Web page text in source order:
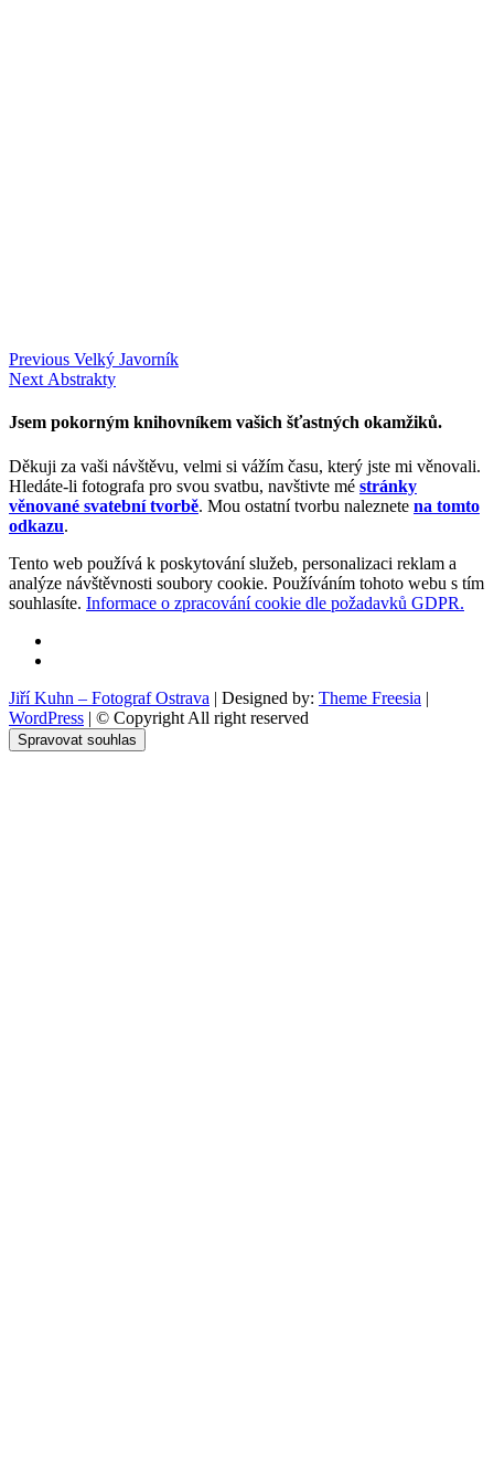
Navigace
pro
příspěvek
Previous Previous
post:
Velký Javorník
Next Next
Abstrakty
Jsem pokorným knihovníkem vašich šťastných okamžiků.
Děkuji za vaši návštěvu, velmi si vážím času, který jste mi věnovali.
Hledáte-li fotografa pro svou svatbu, navštivte mé stránky
věnované svatební tvorbě. Mou ostatní tvorbu naleznete na tomto
odkazu.
Tento web používá k poskytování služeb, personalizaci reklam a
analýze návštěvnosti soubory cookie. Používáním tohoto webu s tím
souhlasíte. Informace o zpracování cookie dle požadavků GDPR.
Jiří Kuhn – Fotograf Ostrava | Designed by: Theme Freesia |
WordPress | © Copyright All right reserved
Spravovat souhlas